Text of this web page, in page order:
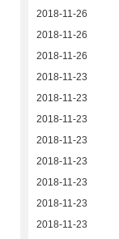
2018-11-26
2018-11-26
2018-11-26
2018-11-23
2018-11-23
2018-11-23
2018-11-23
2018-11-23
2018-11-23
2018-11-23
2018-11-23